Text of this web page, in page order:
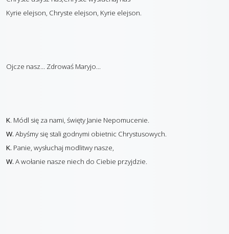
Kyrie elejson, Chryste elejson, Kyrie elejson.
Ojcze nasz... Zdrowaś Maryjo...
K . Módl się za nami, święty Janie Nepomucenie.
W. Abyśmy się stali godnymi obietnic Chrystusowych.
K. Panie, wysłuchaj modlitwy nasze,
W. A wołanie nasze niech do Ciebie przyjdzie.